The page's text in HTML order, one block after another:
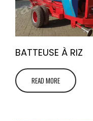
BATTEUSE À RIZ
READ MORE